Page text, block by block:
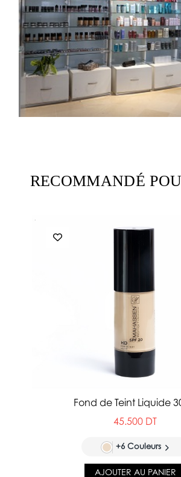
RECOMMANDÉ
Fond de Teint Liquide
45.500 DT
+6 Couleurs
AJOUTER AU PANIER